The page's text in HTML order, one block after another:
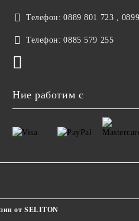
Телефон: 0889 801 723 ,
Телефон: 0885 579 255
Ние работим с
от SELITON